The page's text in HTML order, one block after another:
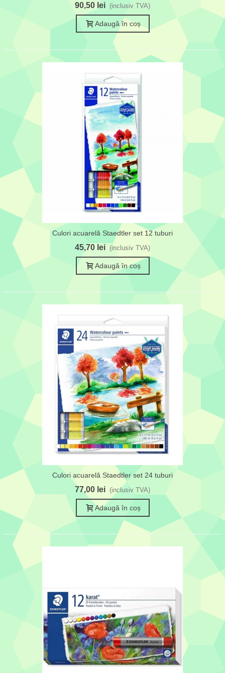
90,50 lei (inclusiv TVA)
Adaugă în coș
Culori acuarelă Staedtler set 12 tuburi
45,70 lei (inclusiv TVA)
Adaugă în coș
Culori acuarelă Staedtler set 24 tuburi
77,00 lei (inclusiv TVA)
Adaugă în coș